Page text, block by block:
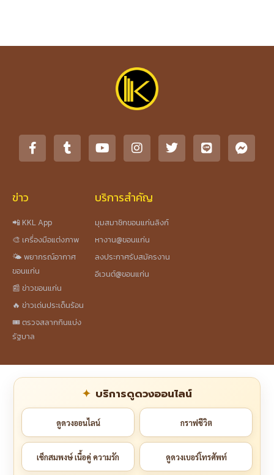
ข่าว
📲 KKL App
🎨 เครื่องมือแต่งภาพ
🌤️ พยากรณ์อากาศ
ขอนแก่น
📰 ข่าวขอนแก่น
🔥 ข่าวเด่นประเด็นร้อน
🎟️ ตรวจสลากกินแบ่ง
รัฐบาล
บริการสำคัญ
มุมสมาชิกขอนแก่นลิงก์
หางาน@ขอนแก่น
ลงประกาศรับสมัครงาน
อีเวนต์@ขอนแก่น
บริการดูดวงออนไลน์
ดูดวงออนไลน์ กราฟชีวิต
เช็กสมพงษ์ เนื้อคู่ ความรัก ดูดวงเบอร์โทรศัพท์